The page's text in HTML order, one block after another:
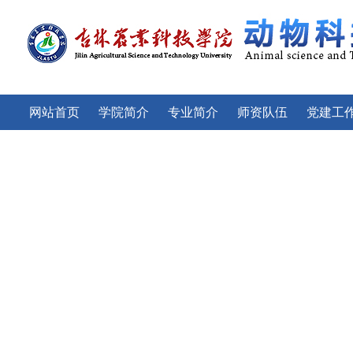
网站首页 学院简介 专业简介 师资队伍 党建工